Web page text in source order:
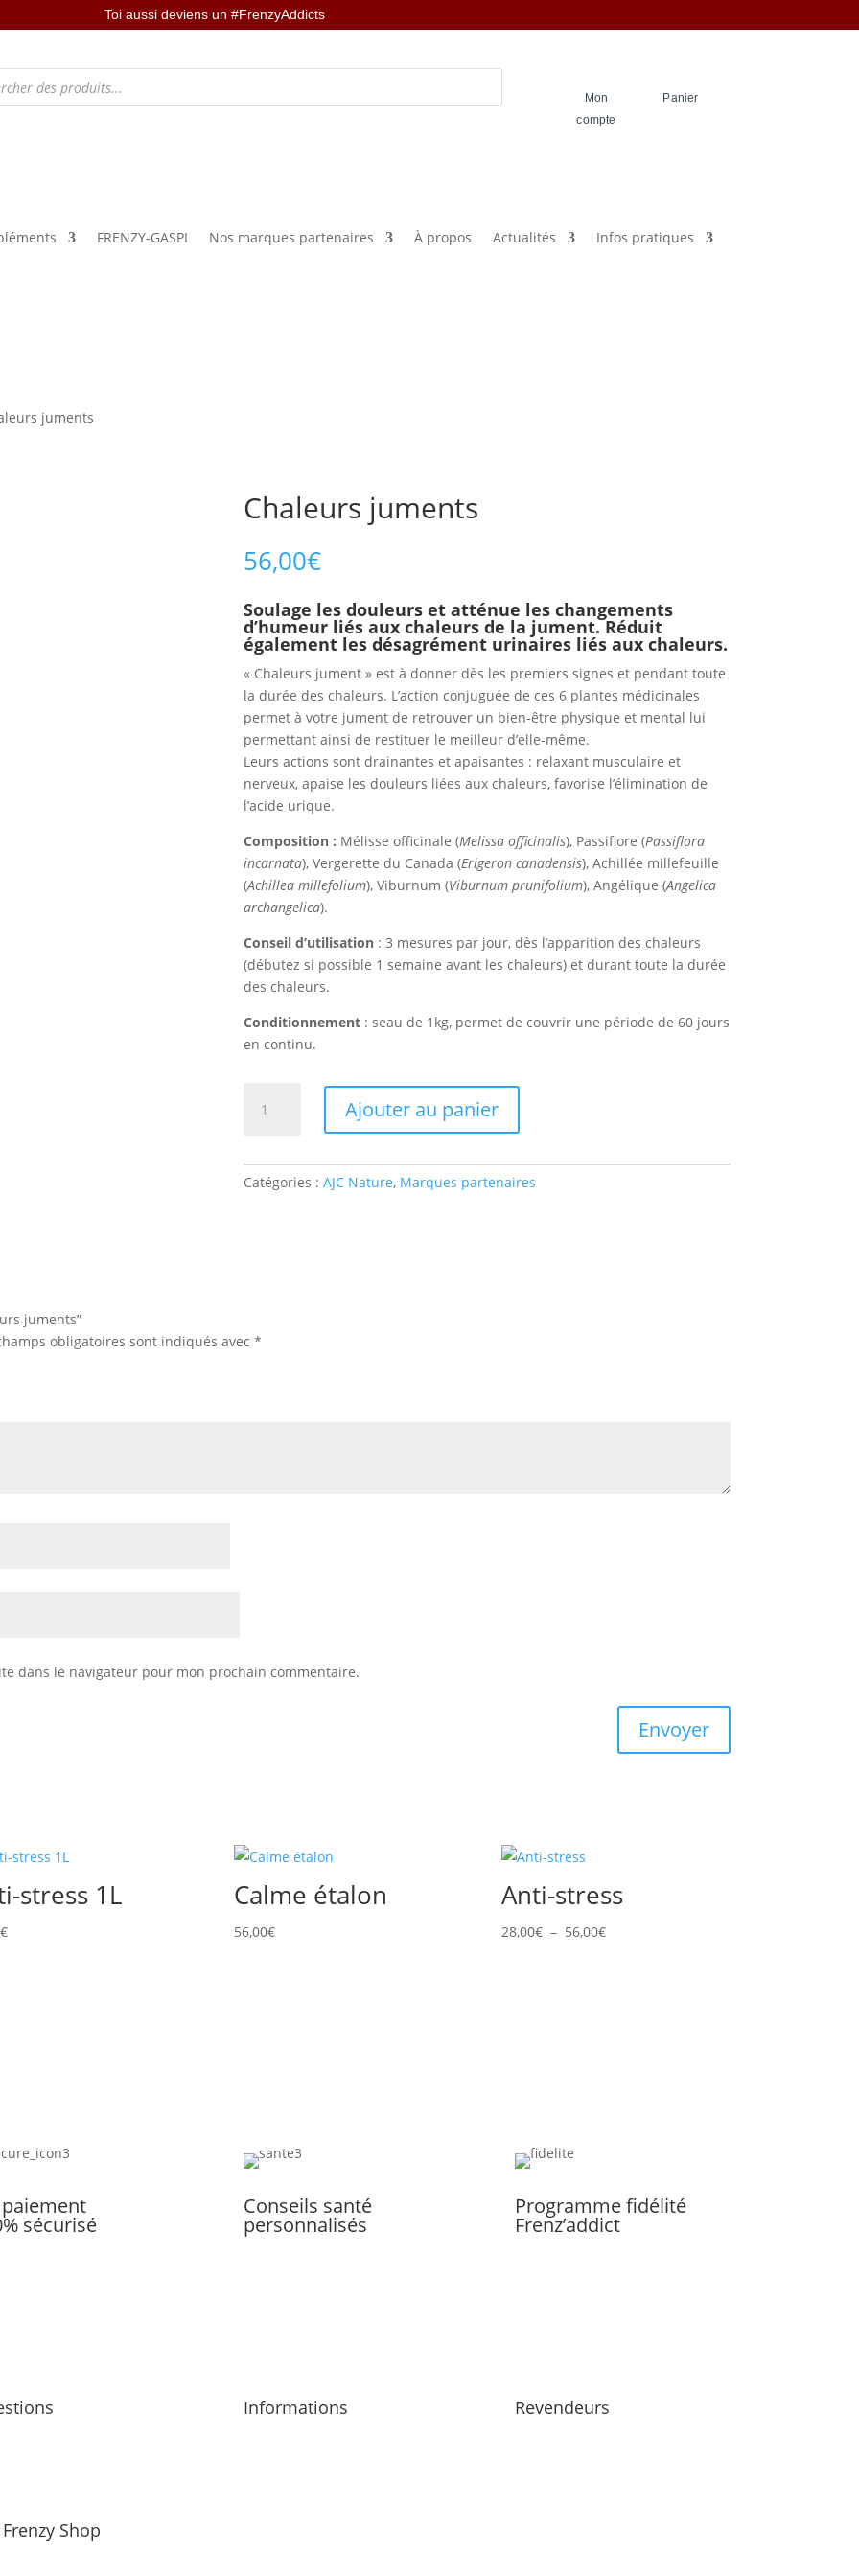
Toi aussi deviens un #FrenzyAddicts
Mon
compte
Panier
FRENZY-GASPI Nos marques partenaires À propos Actualités Infos pratiques
juments
Chaleurs juments
56,00€
Soulage les douleurs et atténue les changements
d’humeur liés aux chaleurs de la jument. Réduit
également les désagrément urinaires liés aux chaleurs.
« Chaleurs jument » est à donner dès les premiers signes et pendant toute
la durée des chaleurs. L’action conjuguée de ces 6 plantes médicinales
permet à votre jument de retrouver un bien-être physique et mental lui
permettant ainsi de restituer le meilleur d’elle-même.
Leurs actions sont drainantes et apaisantes : relaxant musculaire et
nerveux, apaise les douleurs liées aux chaleurs, favorise l’élimination de
l’acide urique.
Composition : Mélisse officinale (Melissa officinalis), Passiflore (Passiflora
incarnata), Vergerette du Canada (Erigeron canadensis), Achillée millefeuille
(Achillea millefolium), Viburnum (Viburnum prunifolium), Angélique (Angelica
archangelica).
Conseil d’utilisation: 3 mesures par jour, dès l’apparition des chaleurs
(débutez si possible 1 semaine avant les chaleurs) et durant toute la durée
des chaleurs.
Conditionnement: seau de 1kg, permet de couvrir une période de 60 jours
en continu.
Ajouter au panier
Catégories : AJC Nature, Marques partenaires
juments”
obligatoires sont indiqués avec*
dans le navigateur pour mon prochain commentaire.
Envoyer
stress 1L
€
Calme étalon
56,00€
Anti-stress
28,00€ – 56,00€Plage
sécurisé
Conseils santé
personnalisés
Programme fidélité
Frenz’addict
Informations Revendeurs
Shop